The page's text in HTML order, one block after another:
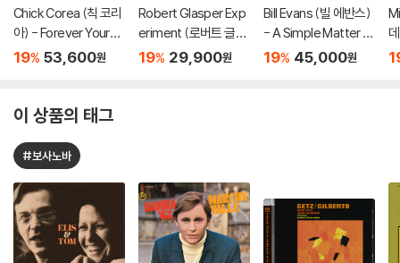
Chick Corea (칙 코리
아) - Forever Yours -
The Farewell Perfor
19% 53,600원
Robert Glasper Exp
eriment (로버트 글래
스퍼 익스페리먼트) -
19% 29,900원
Bill Evans (빌 에반스)
- A Simple Matter O
f Conviction [UHQC
19% 45,000원
이 상품의 태그
#보사노바